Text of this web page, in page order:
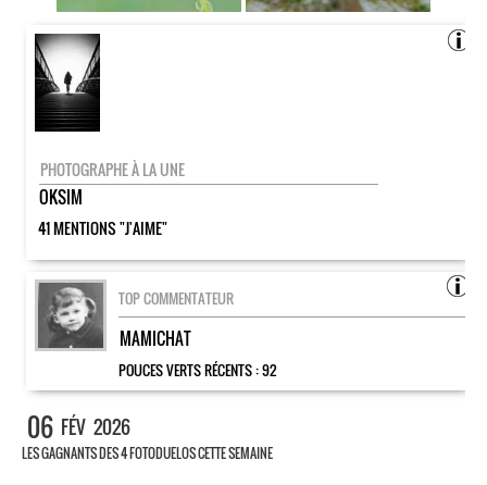
PHOTOGRAPHE À LA UNE
OKSIM
41 MENTIONS "J'AIME"
TOP COMMENTATEUR
MAMICHAT
POUCES VERTS RÉCENTS :92
06 FÉV 2026
LES GAGNANTS DES 4 FOTODUELOS CETTE SEMAINE